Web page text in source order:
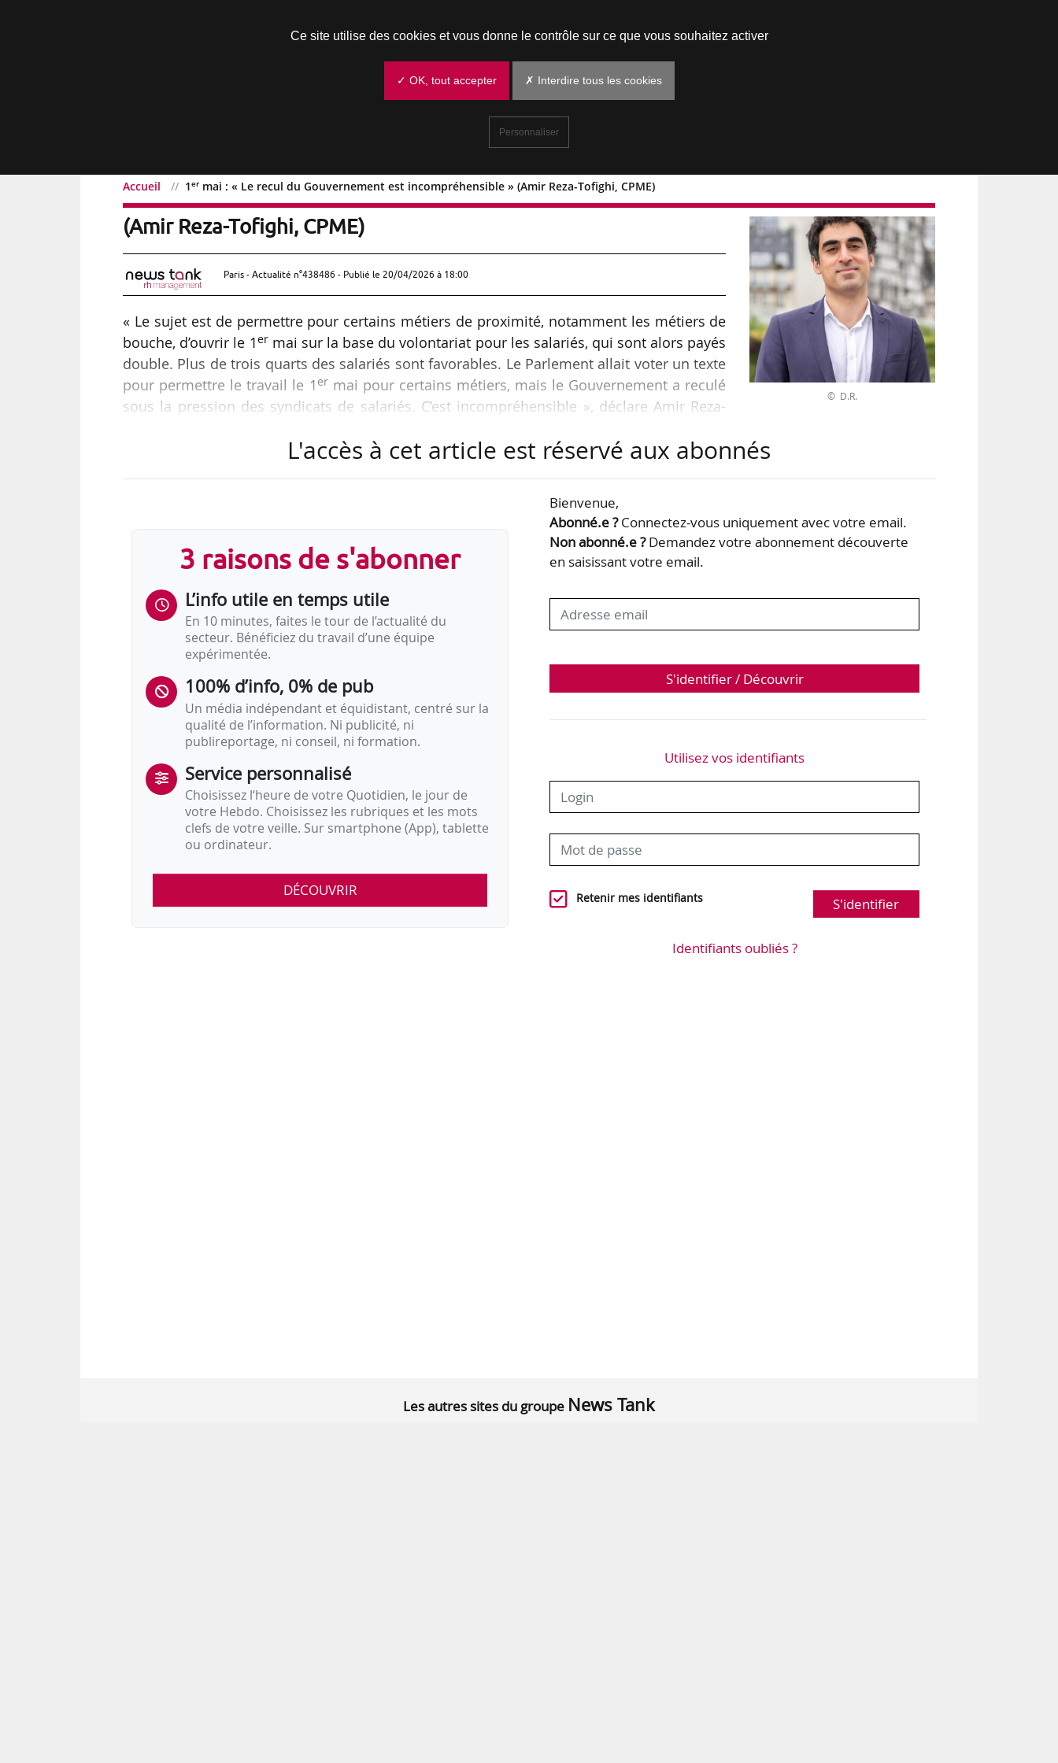
Accueil 1er mai : « Le recul du Gouvernement est incompréhensible » (Amir Reza-Tofighi, CPME)
1ermai : « Le recul du Gouvernement est incompréhensible »
(Amir Reza-Tofighi, CPME)
Paris - Actualité n°438486 - Publié le 20/04/2026 à 18:00
« Le sujet est de permettre pour certains métiers de proximité, notamment les métiers de
bouche, d’ouvrir le 1ermai sur la base du volontariat pour les salariés, qui sont alors payés
double. Plus de trois quarts des salariés sont favorables. Le Parlement allait voter un texte
pour permettre le travail le 1 ermai pour certains métiers, mais le Gouvernement a reculé
sous la pression des syndicats de salariés. C’est incompréhensible », déclare Amir Reza-
mai. Il a également indiqué que ces deux secteurs pourront ouvrir le 01/05/2026.
« La semaine…
© D.R.
L'accès à cet article est réservé aux abonnés
3 raisons de s'abonner
L’info utile en temps utile
En 10 minutes, faites le tour de l’actualité du
secteur. Bénéficiez du travail d’une équipe
expérimentée.
100% d’info, 0% de pub
Un média indépendant et équidistant, centré sur la
qualité de l’information. Ni publicité, ni
publireportage, ni conseil, ni formation.
Service personnalisé
Choisissez l‘heure de votre Quotidien, le jour de
votre Hebdo. Choisissez les rubriques et les mots
clefs de votre veille. Sur smartphone (App), tablette
ou ordinateur.
DÉCOUVRIR
Bienvenue,
Abonné.e ?Connectez-vous uniquement avec votre email.
Non abonné.e ?Demandez votre abonnement découverte
en saisissant votre email.
S'identifier / Découvrir
Utilisez vos identifiants
Retenir mes identifiants S'identifier
Identifiants oubliés ?
Les autres sites du groupe News Tank
Ce site utilise des cookies et vous donne le contrôle sur ce que vous souhaitez activer
✓ OK, tout accepter ✗ Interdire tous les cookies
Personnaliser